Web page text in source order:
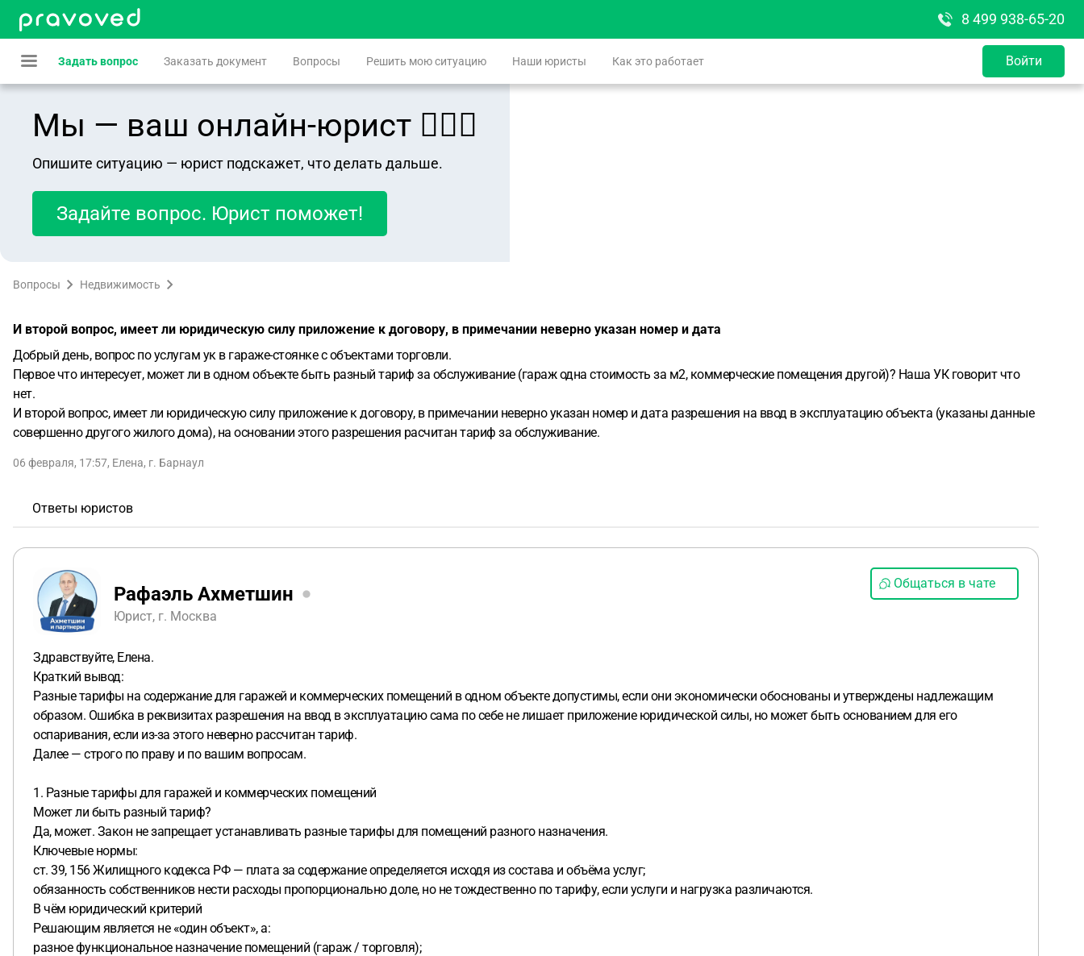
8 499 938-65-20
Задать вопрос Заказать документ Вопросы Решить мою ситуацию Наши юристы Как это работает Войти
Мы — ваш онлайн-юрист 👨🏻‍⚖️
Опишите ситуацию — юрист подскажет, что делать дальше.
Задайте вопрос. Юрист поможет!
Вопросы Недвижимость
И второй вопрос, имеет ли юридическую силу приложение к договору, в примечании неверно указан номер и дата
Добрый день, вопрос по услугам ук в гараже-стоянке с объектами торговли.
Первое что интересует, может ли в одном объекте быть разный тариф за обслуживание (гараж одна стоимость за м2, коммерческие помещения другой)? Наша УК говорит что
нет.
И второй вопрос, имеет ли юридическую силу приложение к договору, в примечании неверно указан номер и дата разрешения на ввод в эксплуатацию объекта (указаны данные
совершенно другого жилого дома), на основании этого разрешения расчитан тариф за обслуживание.
06 февраля, 17:57, Елена, г. Барнаул
Ответы юристов
Рафаэль Ахметшин
Юрист, г. Москва
Общаться в чате
Здравствуйте, Елена.
Краткий вывод:
Разные тарифы на содержание для гаражей и коммерческих помещений в одном объекте допустимы, если они экономически обоснованы и утверждены надлежащим
образом. Ошибка в реквизитах разрешения на ввод в эксплуатацию сама по себе не лишает приложение юридической силы, но может быть основанием для его
оспаривания, если из-за этого неверно рассчитан тариф.
Далее — строго по праву и по вашим вопросам.
1. Разные тарифы для гаражей и коммерческих помещений
Может ли быть разный тариф?
Да, может. Закон не запрещает устанавливать разные тарифы для помещений разного назначения.
Ключевые нормы:
ст. 39, 156 Жилищного кодекса РФ — плата за содержание определяется исходя из состава и объёма услуг;
обязанность собственников нести расходы пропорционально доле, но не тождественно по тарифу, если услуги и нагрузка различаются.
В чём юридический критерий
Решающим является не «один объект», а:
разное функциональное назначение помещений (гараж / торговля);